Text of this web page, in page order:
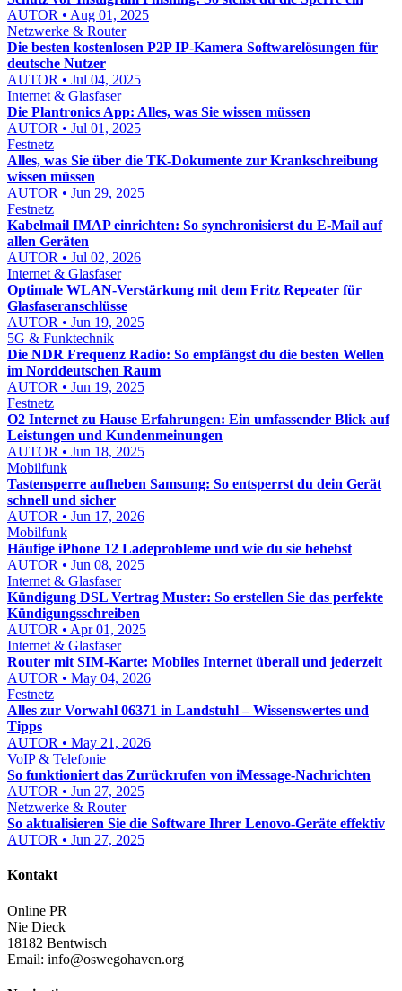
AUTOR • Aug 01, 2025
Netzwerke & Router
Die besten kostenlosen P2P IP-Kamera Softwarelösungen für
deutsche Nutzer
AUTOR • Jul 04, 2025
Internet & Glasfaser
Die Plantronics App: Alles, was Sie wissen müssen
AUTOR • Jul 01, 2025
Festnetz
Alles, was Sie über die TK-Dokumente zur Krankschreibung
wissen müssen
AUTOR • Jun 29, 2025
Festnetz
Kabelmail IMAP einrichten: So synchronisierst du E-Mail auf
allen Geräten
AUTOR • Jul 02, 2026
Internet & Glasfaser
Optimale WLAN-Verstärkung mit dem Fritz Repeater für
Glasfaseranschlüsse
AUTOR • Jun 19, 2025
5G & Funktechnik
Die NDR Frequenz Radio: So empfängst du die besten Wellen
im Norddeutschen Raum
AUTOR • Jun 19, 2025
Festnetz
O2 Internet zu Hause Erfahrungen: Ein umfassender Blick auf
Leistungen und Kundenmeinungen
AUTOR • Jun 18, 2025
Mobilfunk
Tastensperre aufheben Samsung: So entsperrst du dein Gerät
schnell und sicher
AUTOR • Jun 17, 2026
Mobilfunk
Häufige iPhone 12 Ladeprobleme und wie du sie behebst
AUTOR • Jun 08, 2025
Internet & Glasfaser
Kündigung DSL Vertrag Muster: So erstellen Sie das perfekte
Kündigungsschreiben
AUTOR • Apr 01, 2025
Internet & Glasfaser
Router mit SIM-Karte: Mobiles Internet überall und jederzeit
AUTOR • May 04, 2026
Festnetz
Alles zur Vorwahl 06371 in Landstuhl – Wissenswertes und
Tipps
AUTOR • May 21, 2026
VoIP & Telefonie
So funktioniert das Zurückrufen von iMessage-Nachrichten
AUTOR • Jun 27, 2025
Netzwerke & Router
So aktualisieren Sie die Software Ihrer Lenovo-Geräte effektiv
AUTOR • Jun 27, 2025
Kontakt
Online PR
Nie Dieck
18182 Bentwisch
Email: info@oswegohaven.org